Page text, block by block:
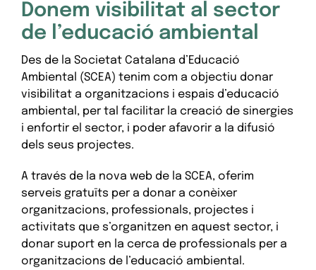
Donem visibilitat al sector
de l’educació ambiental
Des de la Societat Catalana d’Educació
Ambiental (SCEA) tenim com a objectiu donar
visibilitat a organitzacions i espais d’educació
ambiental, per tal facilitar la creació de sinergies
i enfortir el sector, i poder afavorir a la difusió
dels seus projectes.
A través de la nova web de la SCEA, oferim
serveis gratuïts per a donar a conèixer
organitzacions, professionals, projectes i
activitats que s’organitzen en aquest sector, i
donar suport en la cerca de professionals per a
organitzacions de l’educació ambiental.